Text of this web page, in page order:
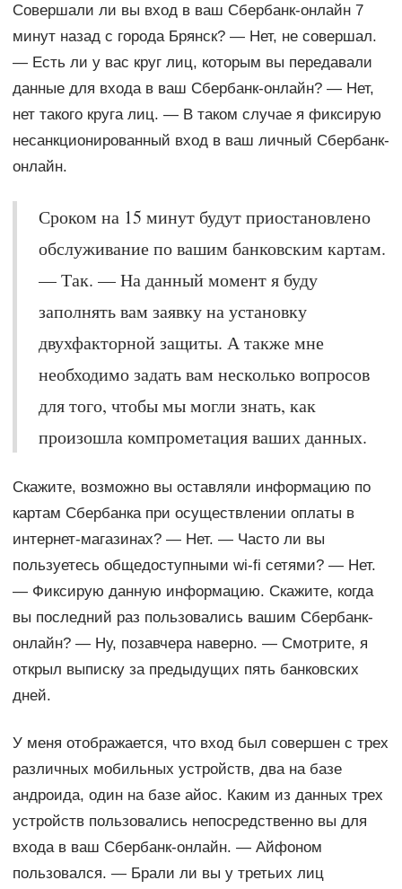
Совершали ли вы вход в ваш Сбербанк-онлайн 7
минут назад с города Брянск? — Нет, не совершал.
— Есть ли у вас круг лиц, которым вы передавали
данные для входа в ваш Сбербанк-онлайн? — Нет,
нет такого круга лиц. — В таком случае я фиксирую
несанкционированный вход в ваш личный Сбербанк-
онлайн.
Сроком на 15 минут будут приостановлено
обслуживание по вашим банковским картам.
— Так. — На данный момент я буду
заполнять вам заявку на установку
двухфакторной защиты. А также мне
необходимо задать вам несколько вопросов
для того, чтобы мы могли знать, как
произошла компрометация ваших данных.
Скажите, возможно вы оставляли информацию по
картам Сбербанка при осуществлении оплаты в
интернет-магазинах? — Нет. — Часто ли вы
пользуетесь общедоступными wi-fi сетями? — Нет.
— Фиксирую данную информацию. Скажите, когда
вы последний раз пользовались вашим Сбербанк-
онлайн? — Ну, позавчера наверно. — Смотрите, я
открыл выписку за предыдущих пять банковских
дней.
У меня отображается, что вход был совершен с трех
различных мобильных устройств, два на базе
андроида, один на базе айос. Каким из данных трех
устройств пользовались непосредственно вы для
входа в ваш Сбербанк-онлайн. — Айфоном
пользовался. — Брали ли вы у третьих лиц